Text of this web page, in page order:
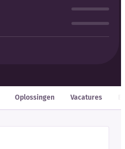
Oplossingen Vacatures